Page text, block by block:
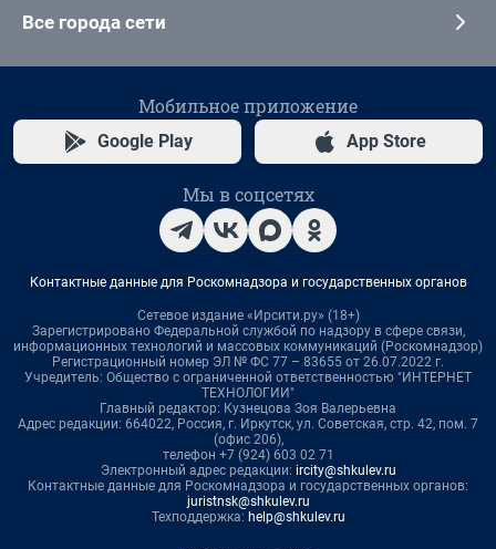
Все города сети
Мобильное приложение
Google Play App Store
Мы в соцсетях
Контактные данные для Роскомнадзора и государственных органов
Сетевое издание «Ирсити.ру» (18+)
Зарегистрировано Федеральной службой по надзору в сфере связи,
информационных технологий и массовых коммуникаций (Роскомнадзор)
Регистрационный номер ЭЛ № ФС 77 – 83655 от 26.07.2022 г.
Учредитель: Общество с ограниченной ответственностью "ИНТЕРНЕТ
ТЕХНОЛОГИИ"
Главный редактор: Кузнецова Зоя Валерьевна
Адрес редакции: 664022, Россия, г. Иркутск, ул. Советская, стр. 42, пом. 7
(офис 206),
телефон +7 (924) 603 02 71
Электронный адрес редакции: ircity@shkulev.ru
Контактные данные для Роскомнадзора и государственных органов:
juristnsk@shkulev.ru
Техподдержка: help@shkulev.ru